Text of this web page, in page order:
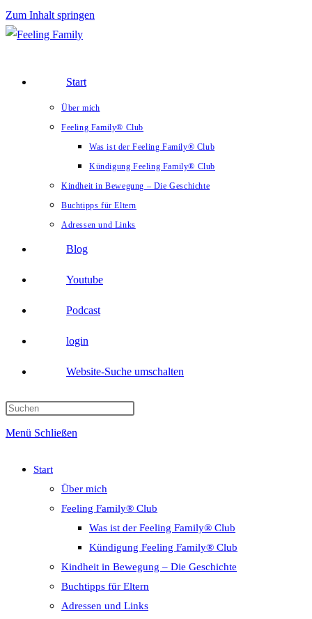
Zum Inhalt springen
Start
Über mich
Feeling Family® Club
Was ist der Feeling Family® Club
Kündigung Feeling Family® Club
Kindheit in Bewegung – Die Geschichte
Buchtipps für Eltern
Adressen und Links
Blog
Youtube
Podcast
login
Website-Suche umschalten
Menü Schließen
Start
Über mich
Feeling Family® Club
Was ist der Feeling Family® Club
Kündigung Feeling Family® Club
Kindheit in Bewegung – Die Geschichte
Buchtipps für Eltern
Adressen und Links